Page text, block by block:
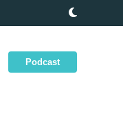
Podcast